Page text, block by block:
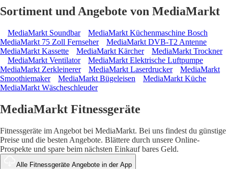
Sortiment und Angebote von MediaMarkt
MediaMarkt Soundbar
MediaMarkt Küchenmaschine Bosch
MediaMarkt 75 Zoll Fernseher
MediaMarkt DVB-T2 Antenne
MediaMarkt Kassette
MediaMarkt Kärcher
MediaMarkt Trockner
MediaMarkt Ventilator
MediaMarkt Elektrische Luftpumpe
MediaMarkt Zerkleinerer
MediaMarkt Laserdrucker
MediaMarkt
Smoothiemaker
MediaMarkt Bügeleisen
MediaMarkt Küche
MediaMarkt Wäscheschleuder
MediaMarkt Fitnessgeräte
Fitnessgeräte im Angebot bei MediaMarkt. Bei uns findest du günstige
Preise und die besten Angebote. Blättere durch unsere Online-
Prospekte und spare beim nächsten Einkauf bares Geld.
Alle Fitnessgeräte Angebote in der App